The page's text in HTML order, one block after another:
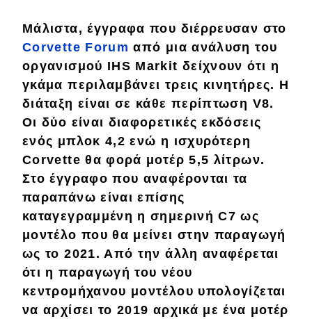
Κόσμος
Τεχνολογία
Ασφάλεια
Αγορά
Απόψεις
Test Drive
Δοκιμή
Αποστολή
Συγκρίνουμε
Μάλιστα, έγγραφα που διέρρευσαν στο
Corvette Forum από μια ανάλυση του
οργανισμού IHS Markit δείχνουν ότι η
γκάμα περιλαμβάνει τρεις κινητήρες. Η
διάταξη είναι σε κάθε περίπτωση V8.
Οι δύο είναι διαφορετικέςεκδόσεις
ενός μπλοκ 4,2 ενώ η ισχυρότερη
Corvette θα φορά μοτέρ 5,5 λίτρων.
Στο έγγραφο που αναφέρονται τα
παραπάνω είναι επίσης
καταγεγραμμένη η σημερινή C7 ως
μοντέλο που θα μείνει στην παραγωγή
ως το 2021. Από την άλλη αναφέρεται
ότι η παραγωγή του νέου
κεντρομήχανου μοντέλου υπολογίζεται
να αρχίσει το 2019 αρχικά με ένα μοτέρ